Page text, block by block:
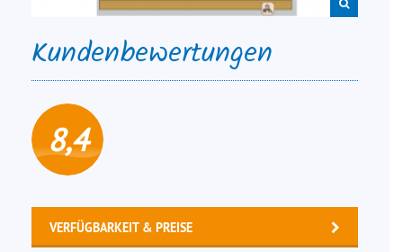
Kundenbewertungen
8,4
VERFÜGBARKEIT & PREISE